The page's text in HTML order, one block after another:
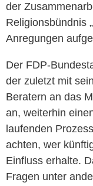
der
Religionsbündnis
Anregungen
Der FDP-
der zuletzt mit
Beratern an das
an, weiterhin
laufenden
achten, wer
Einfluss erhalte.
Fragen unter